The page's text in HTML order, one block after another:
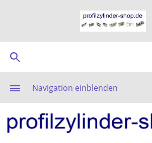
Navigation einblenden